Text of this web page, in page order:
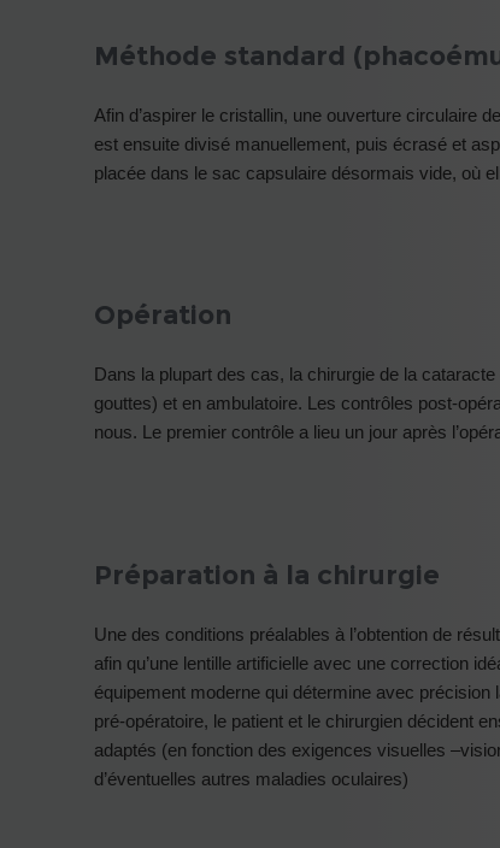
Méthode standard
Afin d’aspirer le cristallin, une ouverture circulaire
est ensuite divisé manuellement, puis écrasé et
placée dans le sac capsulaire désormais vide, où
Opération
Dans la plupart des cas, la chirurgie de la
gouttes) et en ambulatoire. Les contrôles post-
nous. Le premier contrôle a lieu un jour après
Préparation à la chirurgie
Une des conditions préalables à l’obtention de
afin qu’une lentille artificielle avec une correction
équipement moderne qui détermine avec
pré-opératoire, le patient et le chirurgien décident
adaptés (en fonction des exigences visuelles
d’éventuelles autres maladies oculaires)